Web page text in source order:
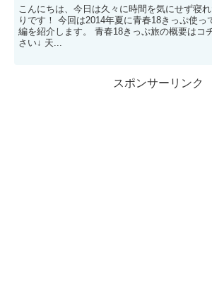
こんにちは、今日は久々に時間を気にせず寝
りです！ 今回は2014年夏に青春18きっぷ使っ
編を紹介します。 青春18きっぷ旅の概要はコ
さい↓ 天...
スポンサーリンク